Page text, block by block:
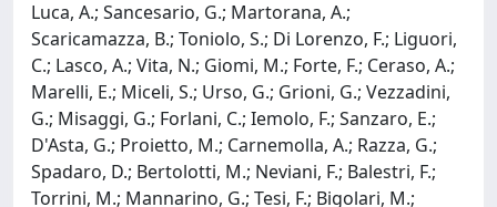
Luca, A.; Sancesario, G.; Martorana, A.;
Scaricamazza, B.; Toniolo, S.; Di Lorenzo, F.; Liguori,
C.; Lasco, A.; Vita, N.; Giomi, M.; Forte, F.; Ceraso, A.;
Marelli, E.; Miceli, S.; Urso, G.; Grioni, G.; Vezzadini,
G.; Misaggi, G.; Forlani, C.; Iemolo, F.; Sanzaro, E.;
D'Asta, G.; Proietto, M.; Carnemolla, A.; Razza, G.;
Spadaro, D.; Bertolotti, M.; Neviani, F.; Balestri, F.;
Torrini, M.; Mannarino, G.; Tesi, F.; Bigolari, M.;